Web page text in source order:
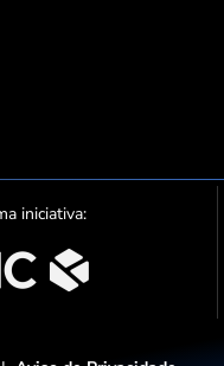
iniciativa: